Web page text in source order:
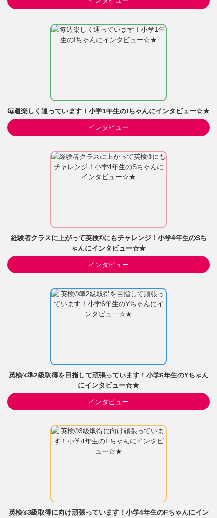
毎週楽しく通っています！小学1年生のIちゃんにインタビュー☆★
インタビュー
経験者クラスに上がって英検®にもチャレンジ！小学4年生のSち
ゃんにインタビュー☆★
インタビュー
英検®準2級取得を目指して頑張っています！小学6年生のYちゃん
にインタビュー☆★
インタビュー
英検®3級取得に向け頑張っています！小学4年生のFちゃんにイン